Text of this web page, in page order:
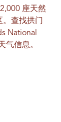
座天然
查找拱门
National
气信息。